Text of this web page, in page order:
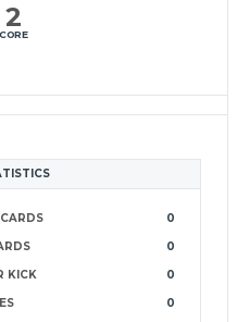
2
0
0
KICK
0
0